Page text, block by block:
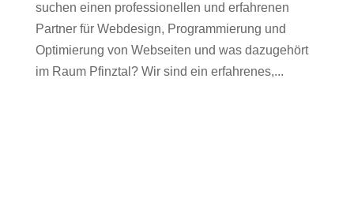
suchen einen professionellen und erfahrenen
Partner für Webdesign, Programmierung und
Optimierung von Webseiten und was dazugehört
im Raum Pfinztal? Wir sind ein erfahrenes,...